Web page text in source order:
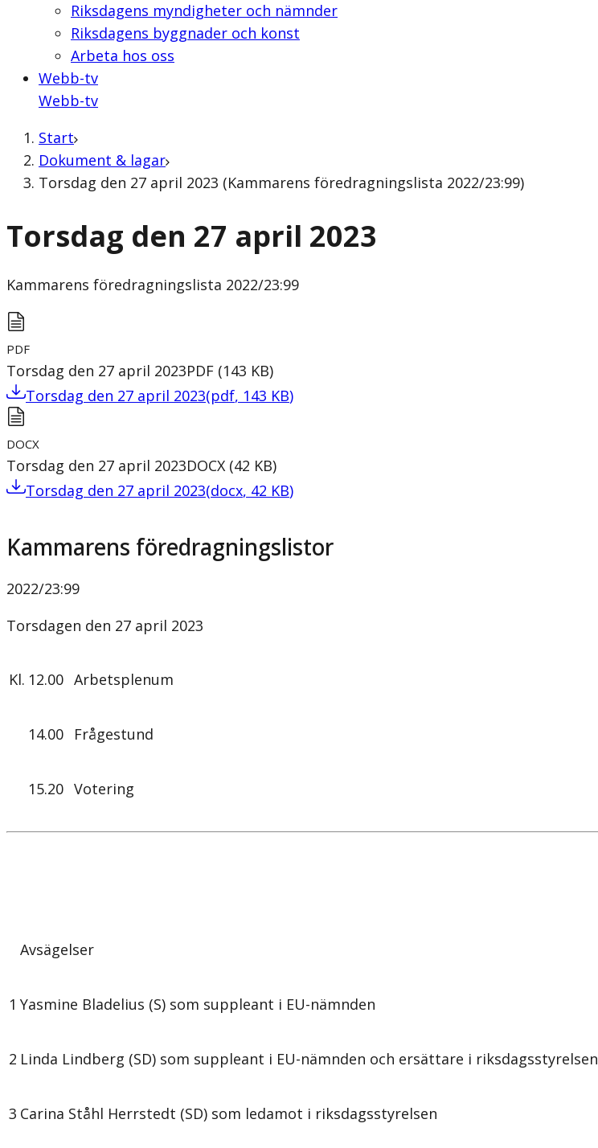
Riksdagens myndigheter och nämnder
Riksdagens byggnader och konst
Arbeta hos oss
Webb-tv
Webb-tv
Start
Dokument & lagar
Torsdag den 27 april 2023 (Kammarens föredragningslista 2022/23:99)
Torsdag den 27 april 2023
Kammarens föredragningslista 2022/23:99
PDF
Torsdag den 27 april 2023PDF (143 KB)
Torsdag den 27 april 2023(pdf, 143 KB)
DOCX
Torsdag den 27 april 2023DOCX (42 KB)
Torsdag den 27 april 2023(docx, 42 KB)
Kammarens föredragningslistor
2022/23:99
Torsdagen den 27 april 2023
Kl. 12.00 Arbetsplenum
14.00 Frågestund
15.20 Votering
Avsägelser
1 Yasmine Bladelius (S) som suppleant i EU-nämnden
2 Linda Lindberg (SD) som suppleant i EU-nämnden och ersättare i riksdagsstyrelsen
3 Carina Ståhl Herrstedt (SD) som ledamot i riksdagsstyrelsen